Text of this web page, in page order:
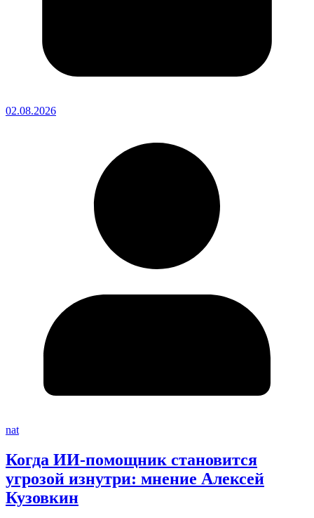
02.08.2026
nat
Когда ИИ-помощник становится
угрозой изнутри: мнение Алексей
Кузовкин